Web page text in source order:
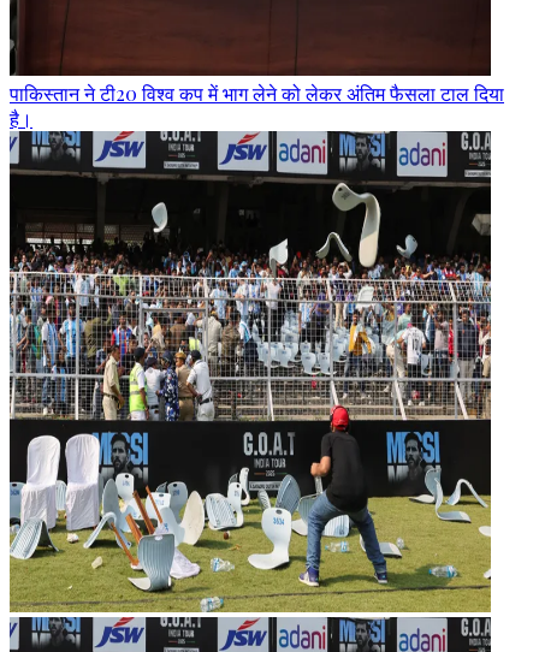
पाकिस्तान ने टी20 विश्व कप में भाग लेने को लेकर अंतिम फैसला टाल दिया
है।